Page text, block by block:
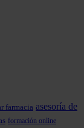
farmacia asesoría de
formación online